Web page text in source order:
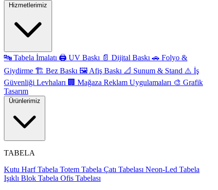
🔤 Tabela İmalatı 🖨️ UV Baskı 📄 Dijital Baskı 🚗 Folyo &
Giydirme 🏗️ Bez Baskı 🖼️ Afiş Baskı 📐 Sunum & Stand ⚠️ İş
Güvenliği Levhaları 🏢 Mağaza Reklam Uygulamaları 🎨 Grafik
Tasarım
TABELA
Kutu Harf Tabela Totem Tabela Çatı Tabelası Neon-Led Tabela
Işıklı Blok Tabela Ofis Tabelası